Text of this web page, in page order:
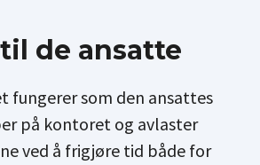
de ansatte
fungerer som den ansattes
på kontoret og avlaster
ved å frigjøre tid både for